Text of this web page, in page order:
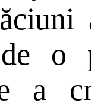
o
a